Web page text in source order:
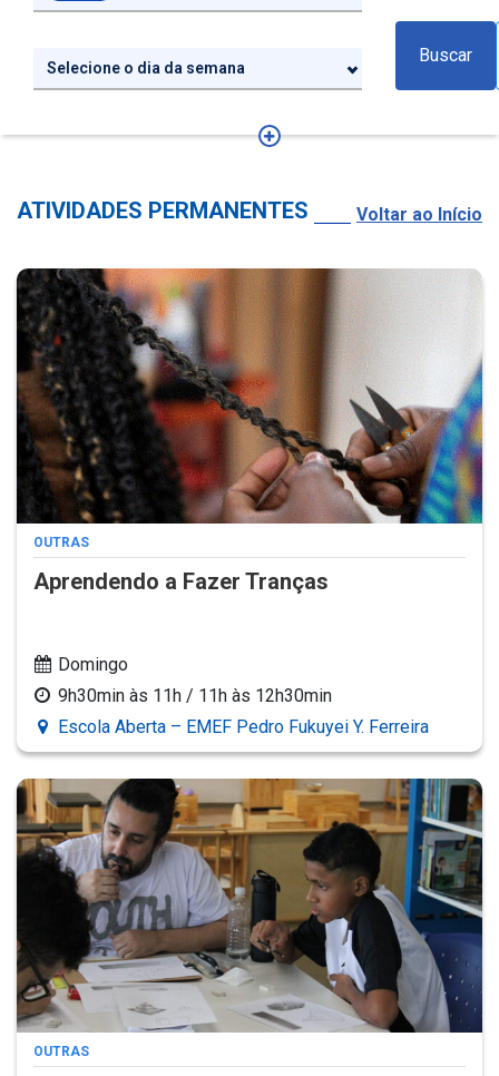
Selecione o dia da semana
Buscar
ATIVIDADES PERMANENTES Voltar ao Início
OUTRAS
Aprendendo a Fazer Tranças
Domingo
9h30min às 11h / 11h às 12h30min
Escola Aberta – EMEF Pedro Fukuyei Y. Ferreira
OUTRAS